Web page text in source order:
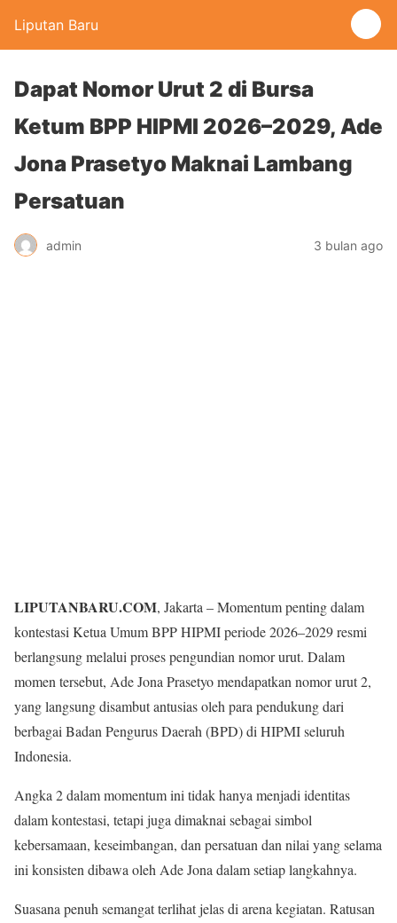
Liputan Baru
Dapat Nomor Urut 2 di Bursa
Ketum BPP HIPMI 2026–2029, Ade
Jona Prasetyo Maknai Lambang
Persatuan
admin 3 bulan ago
LIPUTANBARU.COM, Jakarta – Momentum penting dalam
kontestasi Ketua Umum BPP HIPMI periode 2026–2029 resmi
berlangsung melalui proses pengundian nomor urut. Dalam
momen tersebut, Ade Jona Prasetyo mendapatkan nomor urut 2,
yang langsung disambut antusias oleh para pendukung dari
berbagai Badan Pengurus Daerah (BPD) di HIPMI seluruh
Indonesia.
Angka 2 dalam momentum ini tidak hanya menjadi identitas
dalam kontestasi, tetapi juga dimaknai sebagai simbol
kebersamaan, keseimbangan, dan persatuan dan nilai yang selama
ini konsisten dibawa oleh Ade Jona dalam setiap langkahnya.
Suasana penuh semangat terlihat jelas di arena kegiatan. Ratusan